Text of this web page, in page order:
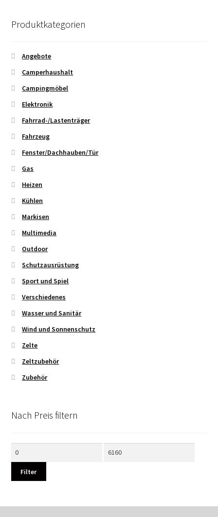
Produktkategorien
Angebote
Camperhaushalt
Campingmöbel
Elektronik
Fahrrad-/Lastenträger
Fahrzeug
Fenster/Dachhauben/Tür
Gas
Heizen
Kühlen
Markisen
Multimedia
Outdoor
Schutzausrüstung
Sport und Spiel
Verschiedenes
Wasser und Sanitär
Wind und Sonnenschutz
Zelte
Zeltzubehör
Zubehör
Nach Preis filtern
Filter